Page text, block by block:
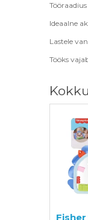
Ideaalne
Lastele
Tööks